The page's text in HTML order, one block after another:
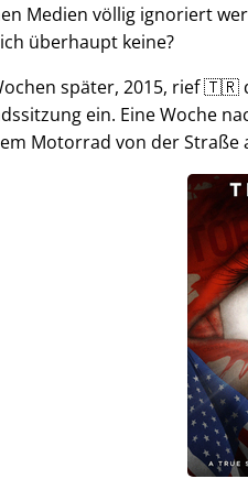
Medien völlig ignoriert
überhaupt keine?
später, 2015, rief 🇹🇷
ein. Eine Woche
Motorrad von der Straße